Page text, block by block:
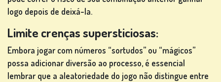
logo depois de deixá-la.
Limite crenças supersticiosas:
Embora jogar com números “sortudos” ou “mágicos”
possa adicionar diversão ao processo, é essencial
lembrar que a aleatoriedade do jogo não distingue entre